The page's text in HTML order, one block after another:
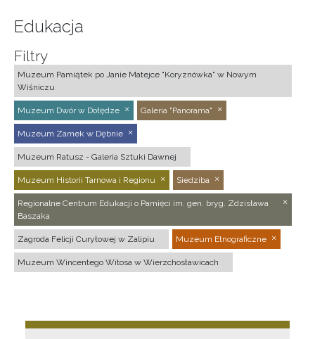
Edukacja
Filtry
Muzeum Pamiątek po Janie Matejce "Koryznówka" w Nowym
Wiśniczu
Muzeum Dwór w Dołędze Galeria "Panorama"
Muzeum Zamek w Dębnie
Muzeum Ratusz - Galeria Sztuki Dawnej
Muzeum Historii Tarnowa i Regionu Siedziba
Regionalne Centrum Edukacji o Pamięci im. gen. bryg. Zdzisława
Baszaka
Zagroda Felicji Curyłowej w Zalipiu Muzeum Etnograficzne
Muzeum Wincentego Witosa w Wierzchosławicach